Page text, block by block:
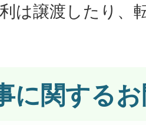
は譲渡したり、
に関する